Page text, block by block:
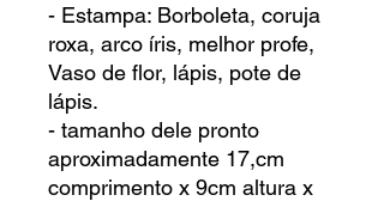
- Estampa: Borboleta, coruja
roxa, arco íris, melhor profe,
Vaso de flor, lápis, pote de
lápis.
- tamanho dele pronto
aproximadamente 17,cm
comprimento x 9cm altura x